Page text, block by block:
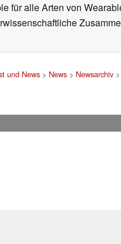
für alle Arten von
und News > News > Newsarchiv >